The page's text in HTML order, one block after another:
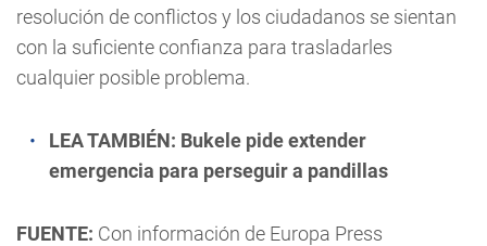
resolución de conflictos y los ciudadanos se sientan
con la suficiente confianza para trasladarles
cualquier posible problema.
LEA TAMBIÉN: Bukele pide extender
emergencia para perseguir a pandillas
FUENTE: Con información de Europa Press